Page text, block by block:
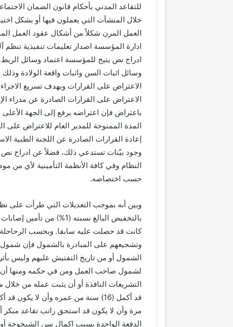
للتقاعد المدني بأحكام قانون الضمان
خلال المنشآت التي يعملون فيها أو بشكل
العمل المرن شكلاً من أشكال عقود العمل
ادارة المؤسسة اصدار تعليمات تنفيذية
ادراج نص يتيح للمؤسسة اعتماد وسائل الربط
وسائل اثبات السن واثبات واقعة الولادة
الاعتراض على القرارات وبهدف تسريع
الاعتراض على القرارات الصادرة عن مدراء
باعتراض فإن اعتراضه يرفع إلى الجهة
المدة الممنوحة للمدير العام للاعتراض
إعادة القرارات الصادرة عن اللجنة الطبية
وجود بيّنات تستدعي ذلك، فضلاً عن ادراج نص
النظام وفي كافة الأنظمة التأمينية لأي
حسب اختصاصه.
بالتخفيض البالغ نسبته
كانت قد حصلت عليه سابقا. وبحسب الرحاحلة
وتشجيعهم على المبادرة بالشمول فإن
لشمول صاحب العمل ومن في حكمه ومنها أن
التشريعات النافذة أو أن يثبت عمله من
قد أكمل (16) سنة من عمره وأن لا
مرة وأن لا يكون قد استحق راتب تقاعد مبكر
الدفعة الواحدة بسبب اكمال سن الشيخوخة